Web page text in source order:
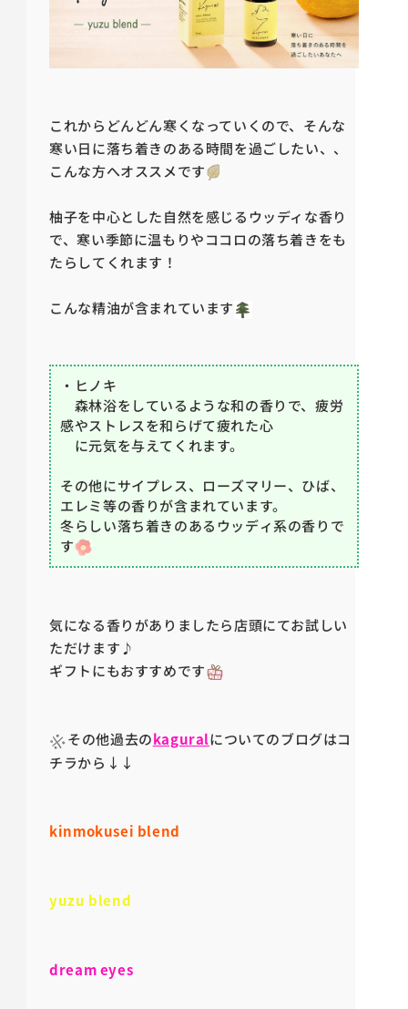
これからどんどん寒くなっていくので、そんな
寒い日に落ち着きのある時間を過ごしたい、、
こんな方へオススメです
柚子を中心とした自然を感じるウッディな香り
で、寒い季節に温もりやココロの落ち着きをも
たらしてくれます！
こんな精油が含まれています
・ヒノキ
森林浴をしているような和の香りで、 疲労
感やストレスを和らげて疲れた心
に元気を与えてくれます。
その他にサイプレス、ローズマリー、ひば、
エレミ等の香りが含まれています。
冬らしい落ち着きのあるウッディ系の香りで
す
気になる香りがありましたら店頭にてお試しい
ただけます♪
ギフトにもおすすめです
その他過去のkaguralについてのブログはコ
チラから↓↓
kinmokusei blend
yuzu blend
dream eyes